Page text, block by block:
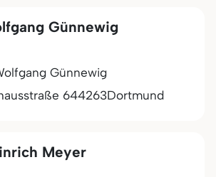
Günnewig
Günnewig
644263Dortmund
Meyer